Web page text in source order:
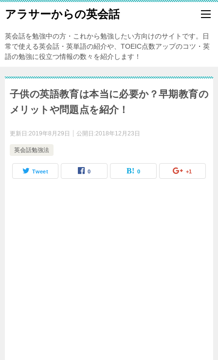
アラサーからの英会話
英会話を勉強中の方・これから勉強したい方向けのサイトです。日
常で使える英会話・英単語の紹介や、TOEIC点数アップのコツ・英
語の勉強に役立つ情報の数々を紹介します！
子供の英語教育は本当に必要か？早期教育の
メリットや問題点を紹介！
更新日:2019年8月29日 公開日:2018年12月23日
英会話勉強法
Tweet 0 0 +1